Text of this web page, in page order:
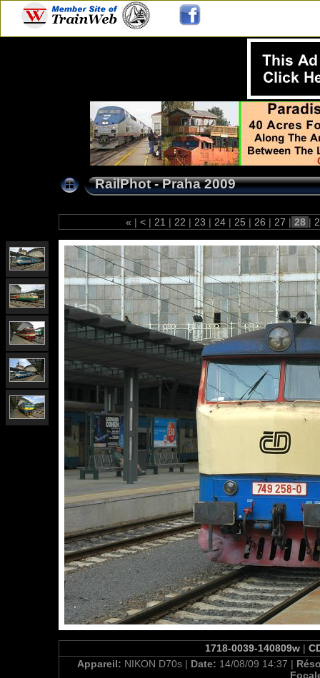
RailPhot - Praha 2009
« | < | 21 | 22 | 23 | 24 | 25 | 26 | 27 | 28 |
1718-0039-140809w|
Appareil: NIKON D70s | Date: 14/08/09 14:37 |